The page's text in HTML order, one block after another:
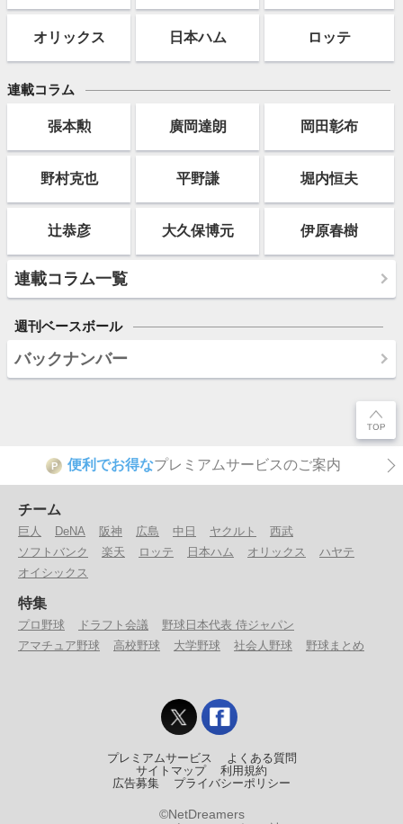
オリックス 日本ハム ロッテ
連載コラム
張本勲 廣岡達朗 岡田彰布
野村克也 平野謙 堀内恒夫
辻恭彦 大久保博元 伊原春樹
連載コラム一覧
週刊ベースボール
バックナンバー
P 便利でお得なプレミアムサービスのご案内
チーム
巨人 DeNA 阪神 広島 中日 ヤクルト
西武
ソフトバンク
楽天 ロッテ 日本ハム オリックス
ハヤテ
オイシックス
特集
プロ野球 ドラフト会議
野球日本代表 侍ジャパン
アマチュア野球
高校野球 大学野球 社会人野球 野球まとめ
プレミアムサービス
よくある質問
サイトマップ
利用規約
広告募集
プライバシーポリシー
©NetDreamers